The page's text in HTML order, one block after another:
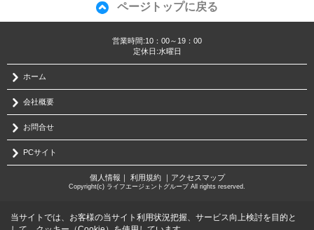
ページトップに戻る
営業時間:10：00～19：00
定休日:水曜日
ホーム
会社概要
お問合せ
PCサイト
個人情報 ｜ 利用規約｜ アクセスマップ
Copyright(c) ライフエージェントグループ All rights reserved.
当サイトでは、お客様の当サイト利用状況把握、サービス向上検討を目的と